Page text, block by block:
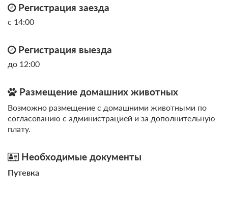
Регистрация заезда
с 14:00
Регистрация выезда
до 12:00
Размещение домашних животных
Возможно размещение с домашними животными по
согласованию с администрацией и за дополнительную
плату.
Необходимые документы
Путевка